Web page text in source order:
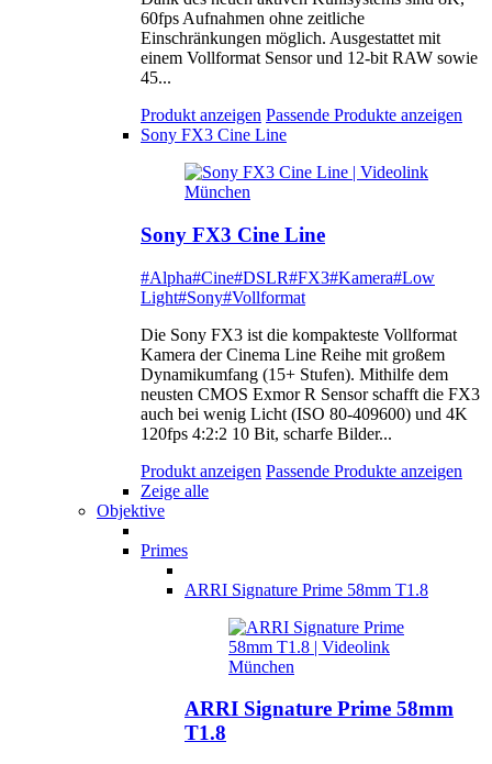
60fps Aufnahmen ohne zeitliche
Einschränkungen möglich. Ausgestattet mit
einem Vollformat Sensor und 12-bit RAW sowie
45...
Produkt anzeigen Passende Produkte anzeigen
Sony FX3 Cine Line
Sony FX3 Cine Line
#Alpha#Cine#DSLR#FX3#Kamera#Low
Light#Sony#Vollformat
Die Sony FX3 ist die kompakteste Vollformat
Kamera der Cinema Line Reihe mit großem
Dynamikumfang (15+ Stufen). Mithilfe dem
neusten CMOS Exmor R Sensor schafft die FX3
auch bei wenig Licht (ISO 80-409600) und 4K
120fps 4:2:2 10 Bit, scharfe Bilder...
Produkt anzeigen Passende Produkte anzeigen
Zeige alle
Objektive
Primes
ARRI Signature Prime 58mm T1.8
ARRI Signature Prime 58mm
T1.8